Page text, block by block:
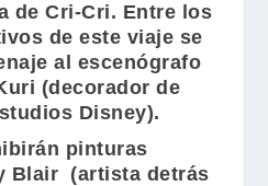
de Cri-Cri. Entre los
de este viaje se
al escenógrafo
(decorador de
Disney).
pinturas
Blair (artista detrás